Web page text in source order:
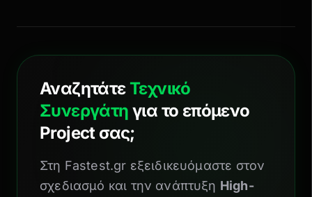
ΑναζητάτεΤεχνικό
Συνεργάτη για το επόμενο
Project σας;
Στη Fastest.gr εξειδικευόμαστε στον
σχεδιασμό και την ανάπτυξη High-